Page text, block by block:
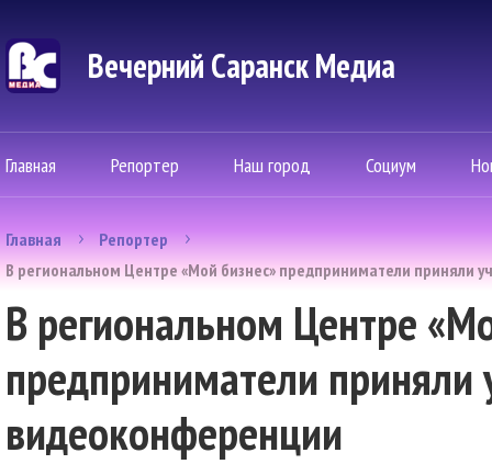
Вечерний Саранск Mедиа
Главная Репортер Наш город Социум
Главная
Репортер
В региональном Центре «Мой бизнес» предприниматели приняли
В региональном Центре
предприниматели
видеоконференции